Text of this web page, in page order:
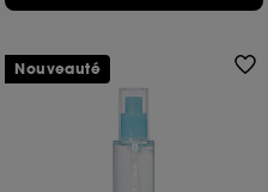
Nouveauté